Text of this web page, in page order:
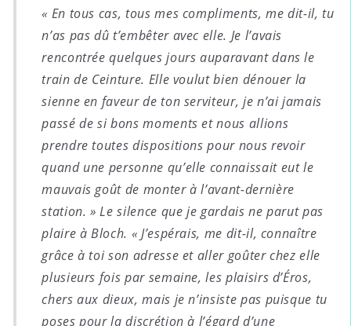
« En tous cas, tous mes compliments, me dit-il, tu
n’as pas dû t’embêter avec elle. Je l’avais
rencontrée quelques jours auparavant dans le
train de Ceinture. Elle voulut bien dénouer la
sienne en faveur de ton serviteur, je n’ai jamais
passé de si bons moments et nous allions
prendre toutes dispositions pour nous revoir
quand une personne qu’elle connaissait eut le
mauvais goût de monter à l’avant-dernière
station. » Le silence que je gardais ne parut pas
plaire à Bloch. « J’espérais, me dit-il, connaître
grâce à toi son adresse et aller goûter chez elle
plusieurs fois par semaine, les plaisirs d’Éros,
chers aux dieux, mais je n’insiste pas puisque tu
poses pour la discrétion à l’égard d’une